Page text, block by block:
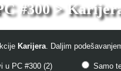
#300 >
Karijera. Daljim
u PC #300 (2) Samo